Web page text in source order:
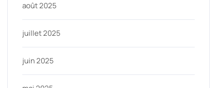
août 2025
juillet 2025
juin 2025